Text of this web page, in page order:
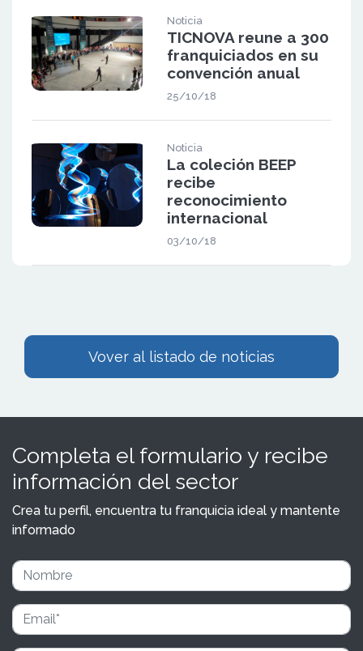
Noticia
TICNOVA reune a 300
franquiciados en su
convención anual
25/10/18
Noticia
La coleción BEEP
recibe
reconocimiento
internacional
03/10/18
Vover al listado de noticias
Completa el formulario y recibe
información del sector
Crea tu perfil, encuentra tu franquicia ideal y mantente
informado